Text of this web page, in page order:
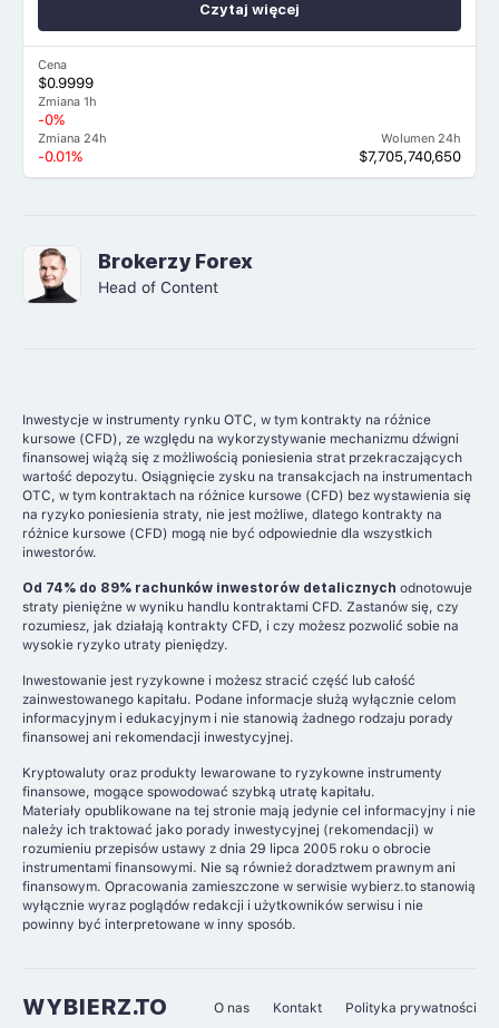
Cena
$0.9999
Zmiana 1h
-0%
Zmiana 24h
-0.01%
Wolumen 24h
$7,705,740,650
Czytaj więcej
Brokerzy Forex
Head of Content
Inwestycje w instrumenty rynku OTC, w tym kontrakty na różnice
kursowe (CFD), ze względu na wykorzystywanie mechanizmu dźwigni
finansowej wiążą się z możliwością poniesienia strat przekraczających
wartość depozytu. Osiągnięcie zysku na transakcjach na instrumentach
OTC, w tym kontraktach na różnice kursowe (CFD) bez wystawienia się
na ryzyko poniesienia straty, nie jest możliwe, dlatego kontrakty na
różnice kursowe (CFD) mogą nie być odpowiednie dla wszystkich
inwestorów.
Od 74% do 89% rachunków inwestorów detalicznych odnotowuje
straty pieniężne w wyniku handlu kontraktami CFD. Zastanów się, czy
rozumiesz, jak działają kontrakty CFD, i czy możesz pozwolić sobie na
wysokie ryzyko utraty pieniędzy.
Inwestowanie jest ryzykowne i możesz stracić część lub całość
zainwestowanego kapitału. Podane informacje służą wyłącznie celom
informacyjnym i edukacyjnym i nie stanowią żadnego rodzaju porady
finansowej ani rekomendacji inwestycyjnej.
Kryptowaluty oraz produkty lewarowane to ryzykowne instrumenty
finansowe, mogące spowodować szybką utratę kapitału.
Materiały opublikowane na tej stronie mają jedynie cel informacyjny i nie
należy ich traktować jako porady inwestycyjnej (rekomendacji) w
rozumieniu przepisów ustawy z dnia 29 lipca 2005 roku o obrocie
instrumentami finansowymi. Nie są również doradztwem prawnym ani
finansowym. Opracowania zamieszczone w serwisie wybierz.to stanowią
wyłącznie wyraz poglądów redakcji i użytkowników serwisu i nie
powinny być interpretowane w inny sposób.
WYBIERZ.TO O nas Kontakt Polityka prywatności